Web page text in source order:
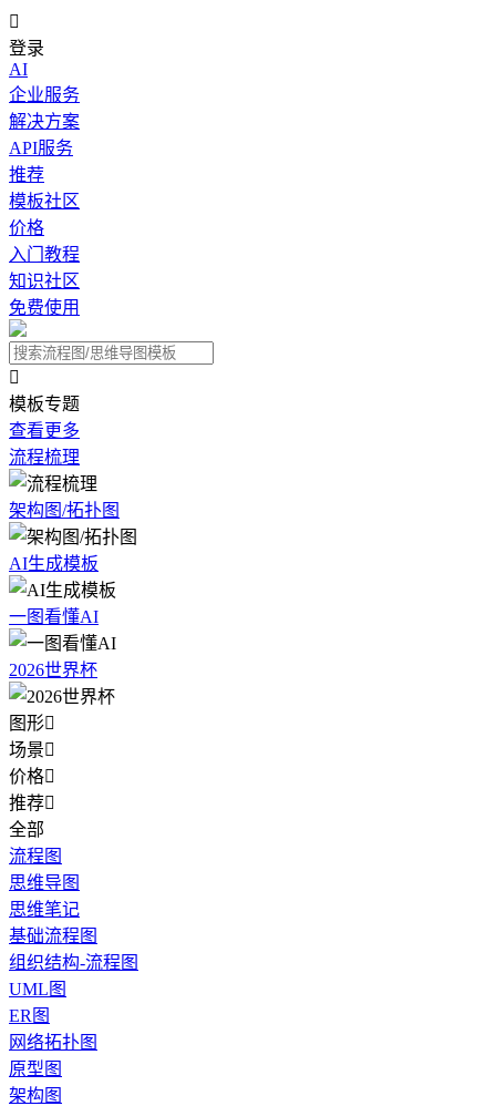

登录
AI
企业服务
解决方案
API服务
推荐
模板社区
价格
入门教程
知识社区
免费使用

模板专题
查看更多
流程梳理
架构图/拓扑图
AI生成模板
一图看懂AI
2026世界杯
图形
场景
价格
推荐
全部
流程图
思维导图
思维笔记
基础流程图
组织结构-流程图
UML图
ER图
网络拓扑图
原型图
架构图